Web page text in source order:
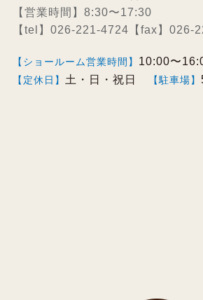
【営業時間】8:30〜17:30
【tel】026-221-4724【fax】026-
【ショールーム営業時間】 10:00〜
【定休日】 土・日・祝日 【駐車場】